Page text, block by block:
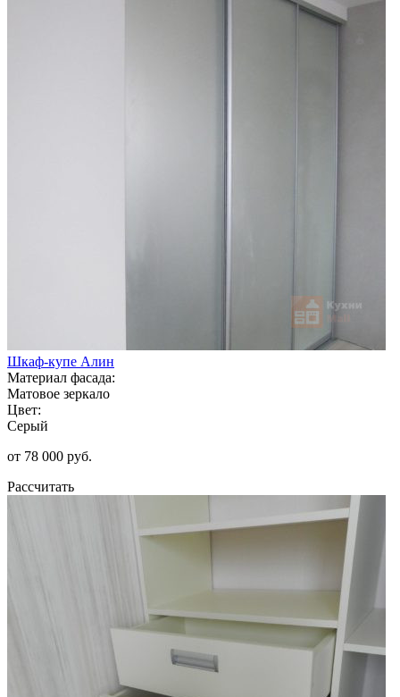
Шкаф-купе Алин
Материал фасада:
Матовое зеркало
Цвет:
Серый
от 78 000 руб.
Рассчитать